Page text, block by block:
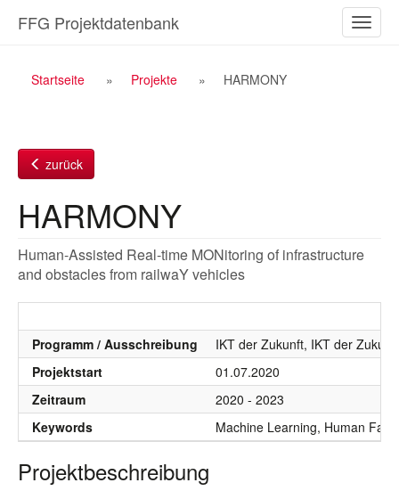
Inhalt
ein-/
FFG Projektdatenbank
Breadcrumb
Startseite Projekte HARMONY
zurück
HARMONY
Human-Assisted Real-time MONitoring of infrastructure
and obstacles from railwaY vehicles
Programm / Ausschreibung
IKT der Zukunft, IKT der
Projektstart
01.07.2020
Zeitraum
2020 - 2023
Keywords
Machine Learning, Human
Projektbeschreibung